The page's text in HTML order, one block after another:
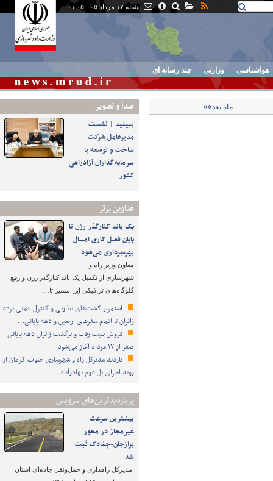
شنبه ۱۷ مرداد ۰۵ - ۰۱:۰۵
هواشناسی وزارتی چند رسانه ای
صدا و تصوير
ببینید | نشست
مدیرعامل شرکت
ساخت و توسعه با
سرمایه‌گذاران آزادراهی
کشور
عناوین برتر
یک باند کنارگذر رزن تا
پایان فصل کاری امسال
بهره‌برداری می‌شود
معاون وزیر راه و
شهرسازی از تکمیل یک باند کنارگذر رزن و رفع
گلوگاه‌های ترافیکی این مسیر تا…
استمرار گشت‌های نظارتی و کنترل ایمنی تردد
زائران تا اتمام سفرهای اربعین و دهه پایانی…
فروش بلیت رفت و برگشت زائران دهه پایانی
صفر از ۱۷ مرداد آغاز می‌شود
بازدید مدیرکل راه و شهرسازی جنوب کرمان از
روند اجرای پل دوم بهادرآباد
پربازدیدترین‌های سرویس
بیشترین سرعت
غیرمجاز در محور
برازجان-چغادک ثبت
شد
مدیرکل راهداری و حمل‌ونقل جاده‌ای استان
ماه بعد»»